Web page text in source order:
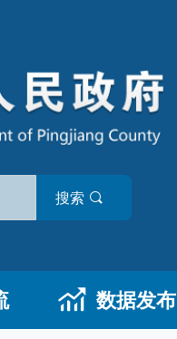
搜索
数据发布